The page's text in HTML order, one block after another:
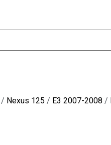
/ Nexus 125 / E3 2007-2008 /